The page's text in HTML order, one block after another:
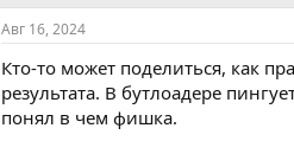
Авг 16, 2024
Кто-то может поделиться, как
результата. В бутлоадере
понял в чем фишка.